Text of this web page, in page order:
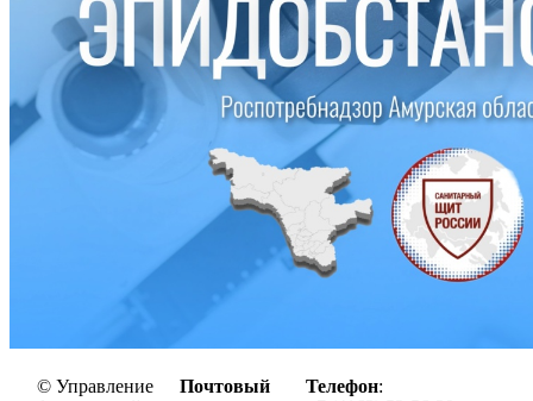
© Управление
Почтовый
Телефон: